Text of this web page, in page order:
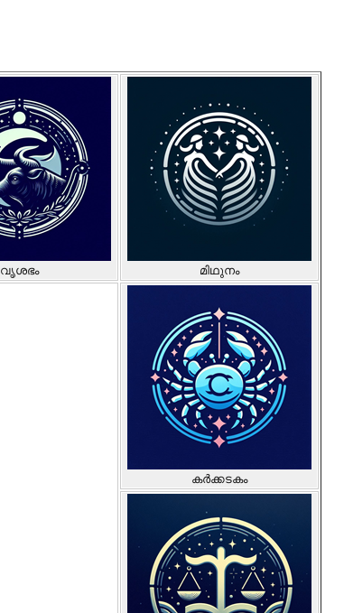
വൃശഭം മിഥുനം
കർക്കടകം